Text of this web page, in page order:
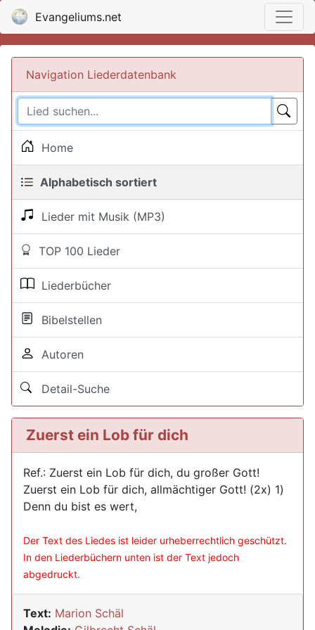
Evangeliums.net
Navigation Liederdatenbank
Home
Alphabetisch sortiert
Lieder mit Musik (MP3)
TOP 100 Lieder
Liederbücher
Bibelstellen
Autoren
Detail-Suche
Zuerst ein Lob für dich
Ref.: Zuerst ein Lob für dich, du großer Gott!
Zuerst ein Lob für dich, allmächtiger Gott! (2x) 1)
Denn du bist es wert,
Der Text des Liedes ist leider urheberrechtlich geschützt.
In den Liederbüchern unten ist der Text jedoch
abgedruckt.
Text: Marion Schäl